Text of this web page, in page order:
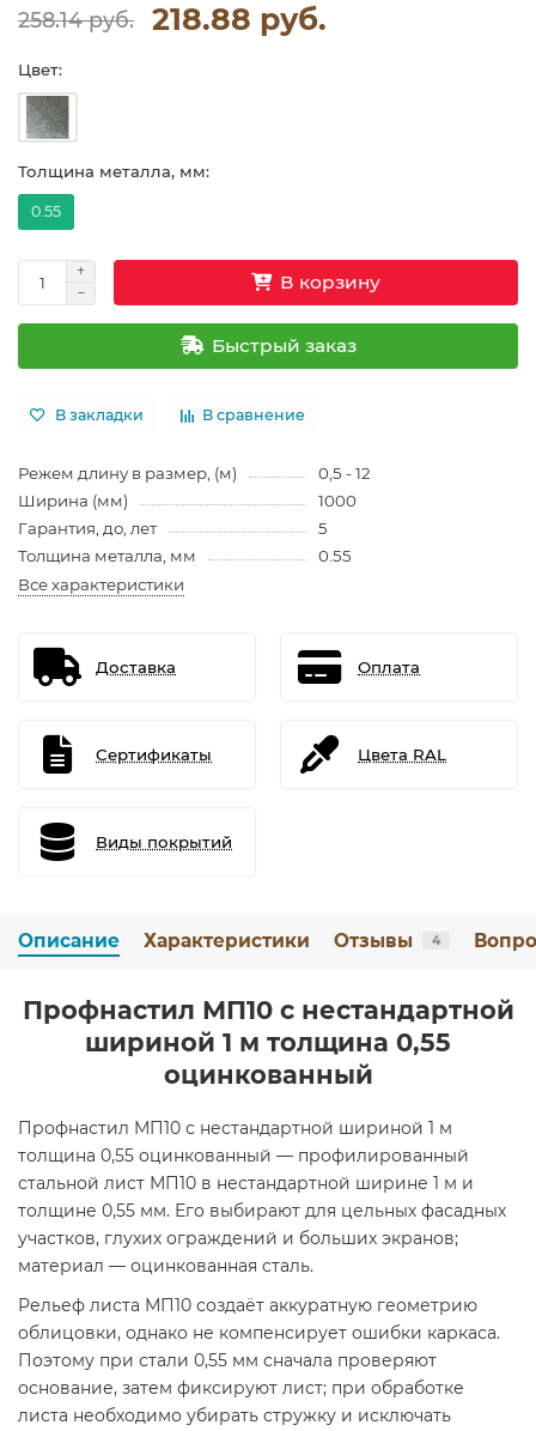
258.14 руб. 218.88 руб.
Цвет:
Толщина металла, мм:
0.55
В корзину
Быстрый заказ
В закладки В сравнение
Режем длину в размер, (м)
0,5 - 12
Ширина (мм)
1000
Гарантия, до, лет
5
Толщина металла, мм
0.55
Все характеристики
Доставка Оплата
Сертификаты Цвета RAL
Виды покрытий
Описание Характеристики Отзывы 4
Профнастил МП10 с нестандартной
шириной 1 м толщина 0,55
оцинкованный
Профнастил МП10 с нестандартной шириной 1 м
толщина 0,55 оцинкованный — профилированный
стальной лист МП10 в нестандартной ширине 1 м и
толщине 0,55 мм. Его выбирают для цельных фасадных
участков, глухих ограждений и больших экранов;
материал — оцинкованная сталь.
Рельеф листа МП10 создаёт аккуратную геометрию
облицовки, однако не компенсирует ошибки каркаса.
Поэтому при стали 0,55 мм сначала проверяют
основание, затем фиксируют лист; при обработке
листа необходимо убирать стружку и исключать